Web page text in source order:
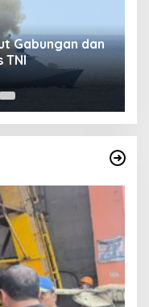
Gabungan dan
TNI